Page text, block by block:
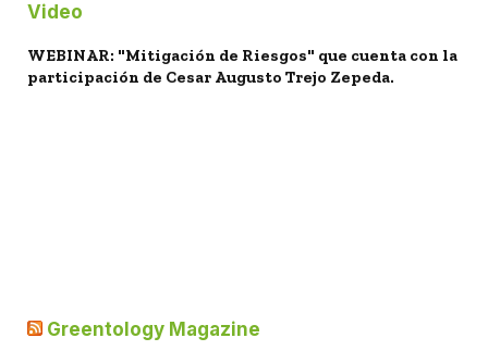
Video
WEBINAR: "Mitigación de Riesgos" que cuenta con la
participación de Cesar Augusto Trejo Zepeda.
Greentology Magazine